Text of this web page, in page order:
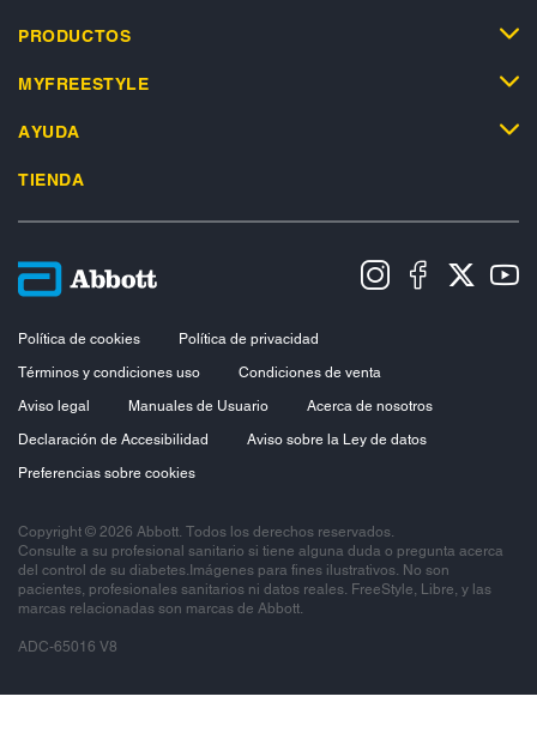
PRODUCTOS
MYFREESTYLE
AYUDA
TIENDA
Política de cookies
Política de privacidad
Términos y condiciones uso
Condiciones de venta
Aviso legal
Manuales de Usuario
Acerca de nosotros
Declaración de Accesibilidad
Aviso sobre la Ley de datos
Preferencias sobre cookies
Copyright © 2026 Abbott. Todos los derechos reservados.
Consulte a su profesional sanitario si tiene alguna duda o pregunta acerca
del control de su diabetes.Imágenes para fines ilustrativos. No son
pacientes, profesionales sanitarios ni datos reales. FreeStyle, Libre, y las
marcas relacionadas son marcas de Abbott.
ADC-65016 V8